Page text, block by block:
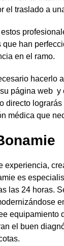
el traslado a
que han
en el ramo.
hacerlo
página web y
directo lograrás
médica que
experiencia,
es
las 24 horas.
equipamiento
el buen